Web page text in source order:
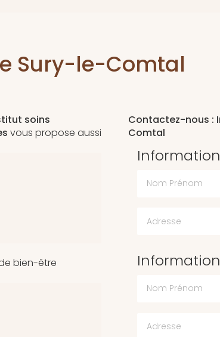
Sury-le-Comtal
soins
vous propose aussi
bien-être
Contactez-nous :
Comtal